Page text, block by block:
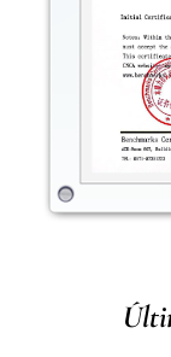
húmeda,
saludables,